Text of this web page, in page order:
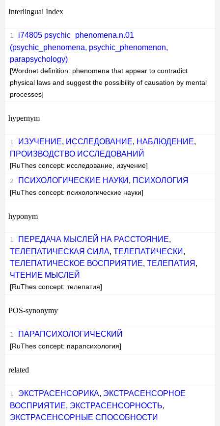
Interlingual Index
i74805 psychic_phenomena.n.01
(psychic_phenomena, psychic_phenomenon,
parapsychology)
[Wordnet definition: phenomena that appear to contradict
physical laws and suggest the possibility of causation by mental
processes]
hypernym
ИЗУЧЕНИЕ, ИССЛЕДОВАНИЕ, НАБЛЮДЕНИЕ,
ПРОИЗВОДСТВО ИССЛЕДОВАНИЙ
[RuThes concept: исследование, изучение]
ПСИХОЛОГИЧЕСКИЕ НАУКИ , ПСИХОЛОГИЯ
[RuThes concept: психологические науки]
hyponym
ПЕРЕДАЧА МЫСЛЕЙ НА РАССТОЯНИЕ,
ТЕЛЕПАТИЧЕСКАЯ СИЛА,ТЕЛЕПАТИЧЕСКИ ,
ТЕЛЕПАТИЧЕСКОЕ ВОСПРИЯТИЕ,ТЕЛЕПАТИЯ ,
ЧТЕНИЕ МЫСЛЕЙ
[RuThes concept: телепатия]
POS-synonymy
ПАРАПСИХОЛОГИЧЕСКИЙ
[RuThes concept: парапсихология]
related
ЭКСТРАСЕНСОРИКА, ЭКСТРАСЕНСОРНОЕ
ВОСПРИЯТИЕ, ЭКСТРАСЕНСОРНОСТЬ,
ЭКСТРАСЕНСОРНЫЕ СПОСОБНОСТИ